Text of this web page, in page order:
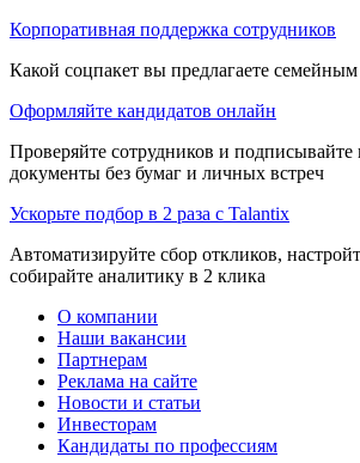
Корпоративная поддержка сотрудников
Какой соцпакет вы предлагаете
Оформляйте кандидатов онлайн
Проверяйте сотрудников и подписывайте
документы без бумаг и личных встреч
Ускорьте подбор в 2 раза с Talantix
Автоматизируйте сбор откликов,
собирайте аналитику в 2 клика
О компании
Наши вакансии
Партнерам
Реклама на сайте
Новости и статьи
Инвесторам
Кандидаты по профессиям